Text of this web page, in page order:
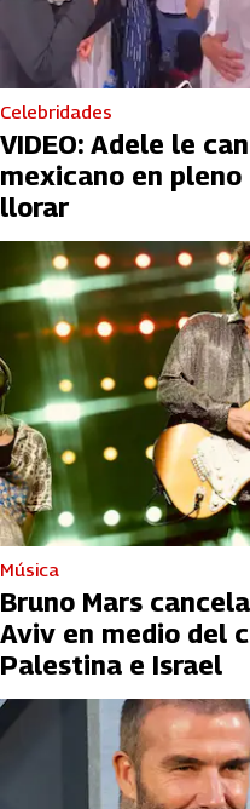
Celebridades
VIDEO: Adele le
mexicano en
llorar
Música
Bruno Mars
Aviv en medio del
Palestina e Israel